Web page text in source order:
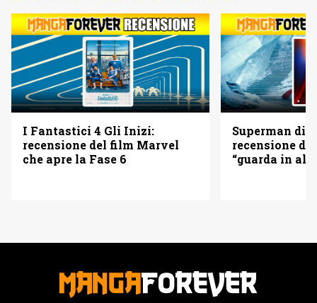
I Fantastici 4 Gli Inizi:
recensione del film Marvel
che apre la Fase 6
Superman di
recensione
“guarda in